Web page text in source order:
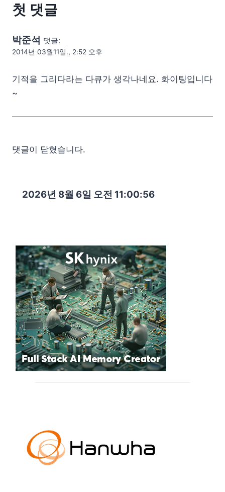
첫 댓글
박준석 댓글:
2014년 03월11일., 2:52 오후
기적을 그리다라는 다큐가 생각나네요. 화이팅입니다
~
댓글이 닫혔습니다.
2026년 8월 6일 오전 11:00:57